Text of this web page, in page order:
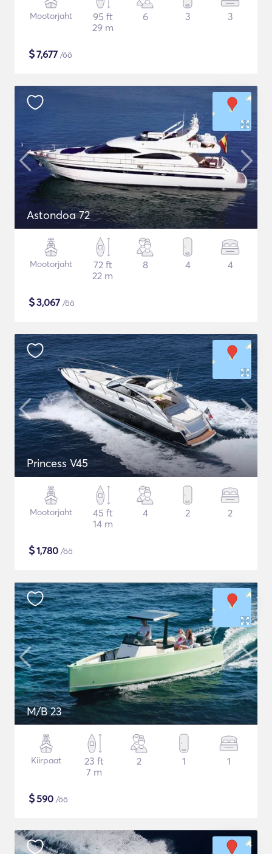
Mootorjaht
95 ft
29 m
6 3 3
$7,677 /öö
Astondoa 72
Mootorjaht
72 ft
22 m
8 4 4
$3,067 /öö
Princess V45
Mootorjaht
45 ft
14 m
4 2 2
$1,780 /öö
M/B 23
Kiirpaat
23 ft
7 m
2 1 1
$590 /öö